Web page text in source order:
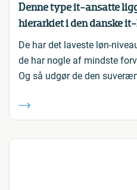
Denne type it-ansatte
hierarkiet i den danske
De har det laveste løn-
de har nogle af mindste
Og så udgør de den